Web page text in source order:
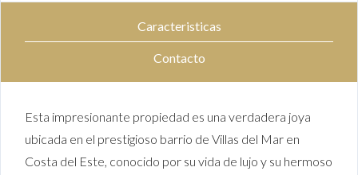
Caracteristicas
Contacto
Esta impresionante propiedad es una verdadera joya
ubicada en el prestigioso barrio de Villas del Mar en
Costa del Este, conocido por su vida de lujo y su hermoso